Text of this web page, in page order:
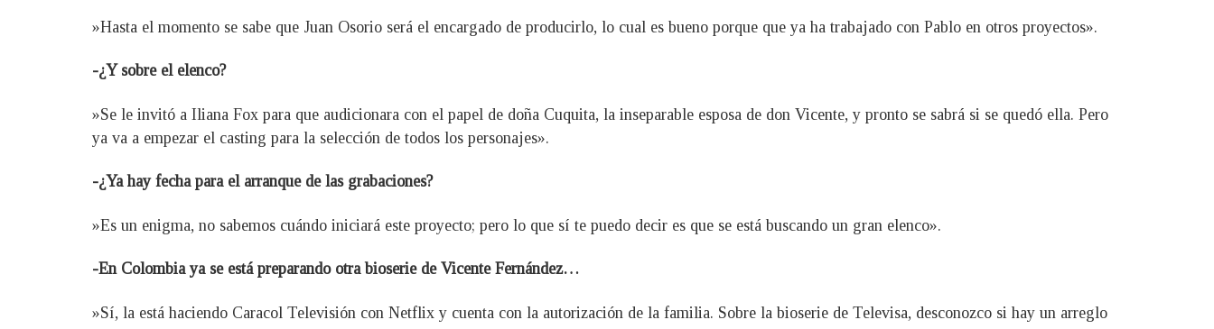
»Hasta el momento se sabe que Juan Osorio será el encargado de producirlo, lo cual es bueno porque que ya ha trabajado con Pablo en otros proyectos».
-¿Y sobre el elenco?
»Se le invitó a Iliana Fox para que audicionara con el papel de doña Cuquita, la inseparable esposa de don Vicente, y pronto se sabrá si se quedó ella. Pero
ya va a empezar el casting para la selección de todos los personajes».
-¿Ya hay fecha para el arranque de las grabaciones?
»Es un enigma, no sabemos cuándo iniciará este proyecto; pero lo que sí te puedo decir es que se está buscando un gran elenco».
-En Colombia ya se está preparando otra bioserie de Vicente Fernández…
»Sí, la está haciendo Caracol Televisión con Netflix y cuenta con la autorización de la familia. Sobre la bioserie de Televisa, desconozco si hay un arreglo